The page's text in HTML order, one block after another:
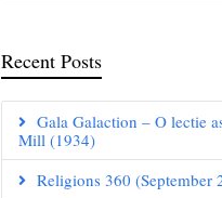
Recent Posts
Gala Galaction – O lectie
Mill (1934)
Religions 360 (September